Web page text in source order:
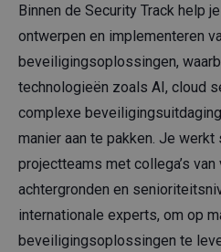
Binnen de Security Track help
ontwerpen en implementeren
beveiligingsoplossingen,
technologieën zoals AI, cloud
complexe
manier aan te pakken. Je werkt
projectteams met collega’s
achtergronden en
internationale experts, om op
beveiligingsoplossingen te